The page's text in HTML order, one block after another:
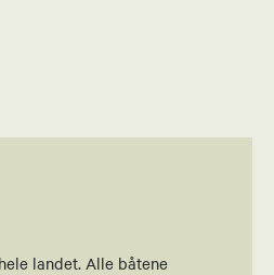
landet. Alle båtene